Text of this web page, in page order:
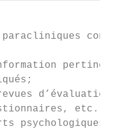
etc.);
psychologiques